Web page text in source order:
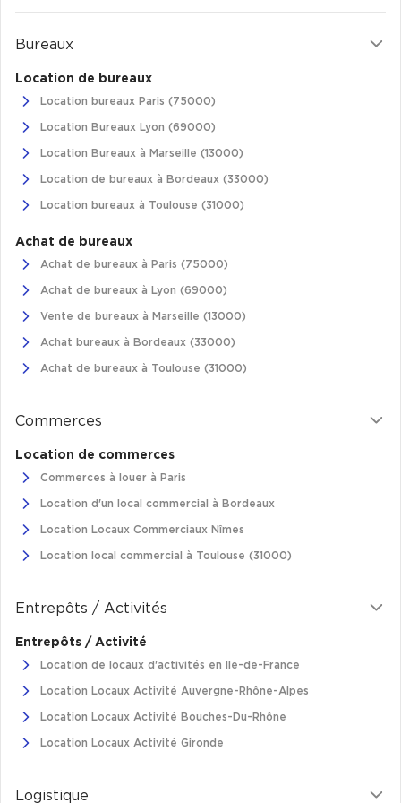
Plateaux opérés à Lyon
Plateaux opérés à Neuilly-sur-Seine
Plateaux opérés à Saint-Ouen
Plateaux opérés à Boulogne-Billancourt
Cas Clients
Bureaux
Location de bureaux
Location bureaux Paris (75000)
Location Bureaux Lyon (69000)
Location Bureaux à Marseille (13000)
Location de bureaux à Bordeaux (33000)
Location bureaux à Toulouse (31000)
Achat de bureaux
Achat de bureaux à Paris (75000)
Achat de bureaux à Lyon (69000)
Vente de bureaux à Marseille (13000)
Achat bureaux à Bordeaux (33000)
Achat de bureaux à Toulouse (31000)
Commerces
Location de commerces
Commerces à louer à Paris
Location d'un local commercial à Bordeaux
Location Locaux Commerciaux Nîmes
Location local commercial à Toulouse (31000)
Entrepôts / Activités
Entrepôts / Activité
Location de locaux d'activités en Ile-de-France
Location Locaux Activité Auvergne-Rhône-Alpes
Location Locaux Activité Bouches-Du-Rhône
Location Locaux Activité Gironde
Logistique